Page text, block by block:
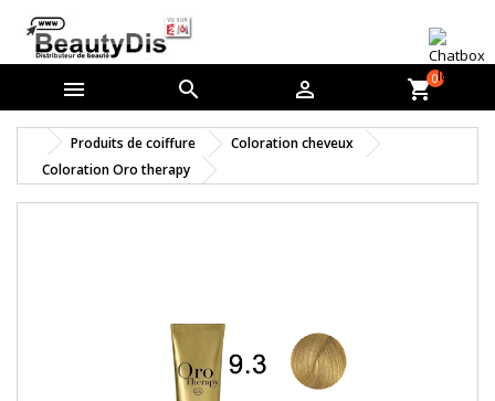
   shopping_cart0
Produits de coiffure
Coloration cheveux
Coloration Oro therapy